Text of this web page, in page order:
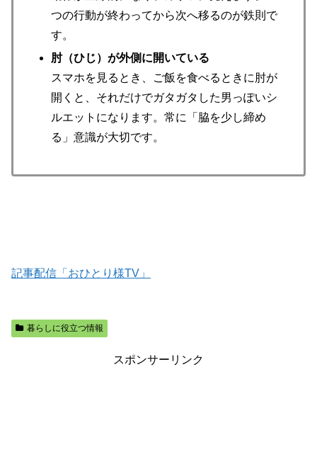
つの行動が終わってから次へ移るのが鉄則で
す。
肘（ひじ）が外側に開いている
スマホを見るとき、ご飯を食べるときに肘が
開くと、それだけでガタガタした男っぽいシ
ルエットになります。常に「脇を少し締め
る」意識が大切です。
記事配信「おひとり様TV」
暮らしに役立つ情報
スポンサーリンク